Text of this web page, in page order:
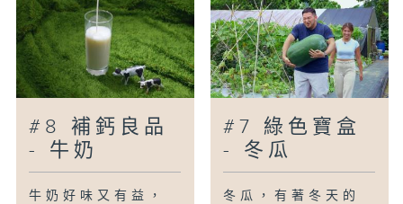
#8 補鈣良品
- 牛奶
牛奶好味又有益，
#7 綠色寶盒
- 冬瓜
冬瓜，有著冬天的